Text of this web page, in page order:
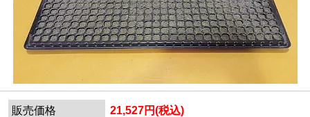
販売価格 21,527円(税込)